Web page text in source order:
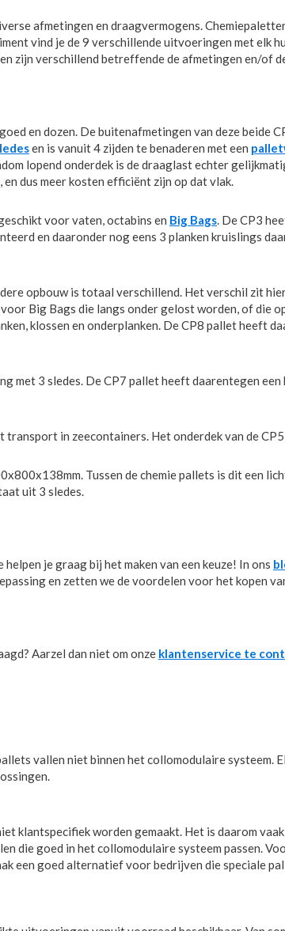
afmetingen en draagvermogens.
vind je de 9 verschillende uitvoeringen met elk
zijn verschillend betreffende de afmetingen en/of
en dozen. De buitenafmetingen van deze beide
en is vanuit 4 zijden te benaderen met een
lopend onderdek is de draaglast echter
dus meer kosten efficiënt zijn op dat vlak.
voor vaten, octabins en Big Bags. De CP3
en daaronder nog eens 3 planken kruislings
opbouw is totaal verschillend. Het verschil zit
Big Bags die langs onder gelost worden, of die
klossen en onderplanken. De CP8 pallet heeft
met 3 sledes. De CP7 pallet heeft daarentegen
in zeecontainers. Het onderdek van de
Tussen de chemie pallets is dit een
uit 3 sledes.
je graag bij het maken van een keuze! In ons
en zetten we de voordelen voor het kopen
Aarzel dan niet om onze klantenservice te
vallen niet binnen het collomodulaire systeem.
klantspecifiek worden gemaakt. Het is daarom
goed in het collomodulaire systeem passen.
een goed alternatief voor bedrijven die speciale